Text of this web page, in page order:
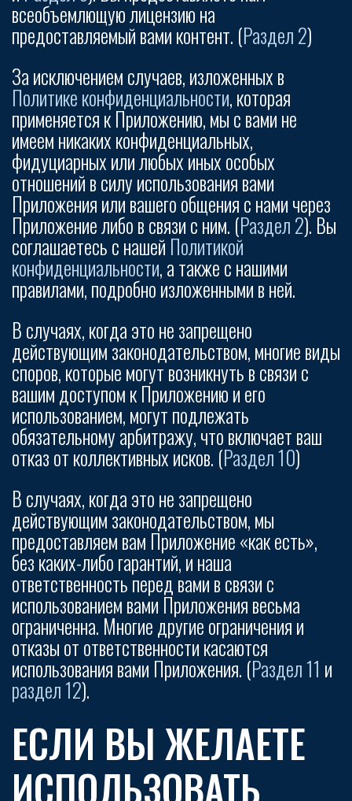
всеобъемлющую лицензию на
предоставляемый вами контент. (Раздел 2)
За исключением случаев, изложенных в
Политике конфиденциальности, которая
применяется к Приложению, мы с вами не
имеем никаких конфиденциальных,
фидуциарных или любых иных особых
отношений в силу использования вами
Приложения или вашего общения с нами через
Приложение либо в связи с ним. (Раздел 2). Вы
соглашаетесь с нашей Политикой
конфиденциальности, а также с нашими
правилами, подробно изложенными в ней.
В случаях, когда это не запрещено
действующим законодательством, многие виды
споров, которые могут возникнуть в связи с
вашим доступом к Приложению и его
использованием, могут подлежать
обязательному арбитражу, что включает ваш
отказ от коллективных исков. (Раздел 10)
В случаях, когда это не запрещено
действующим законодательством, мы
предоставляем вам Приложение «как есть»,
без каких-либо гарантий, и наша
ответственность перед вами в связи с
использованием вами Приложения весьма
ограниченна. Многие другие ограничения и
отказы от ответственности касаются
использования вами Приложения. (Раздел 11 и
раздел 12).
ЕСЛИ ВЫ ЖЕЛАЕТЕ
ИСПОЛЬЗОВАТЬ